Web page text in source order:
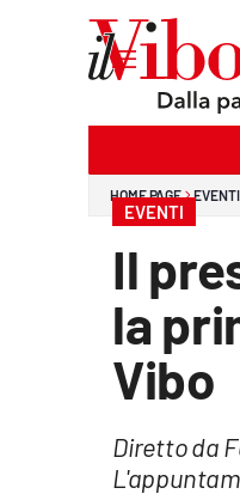
HOME PAGE EVENTI
EVENTI
Il
la
Vibo
Diretto da